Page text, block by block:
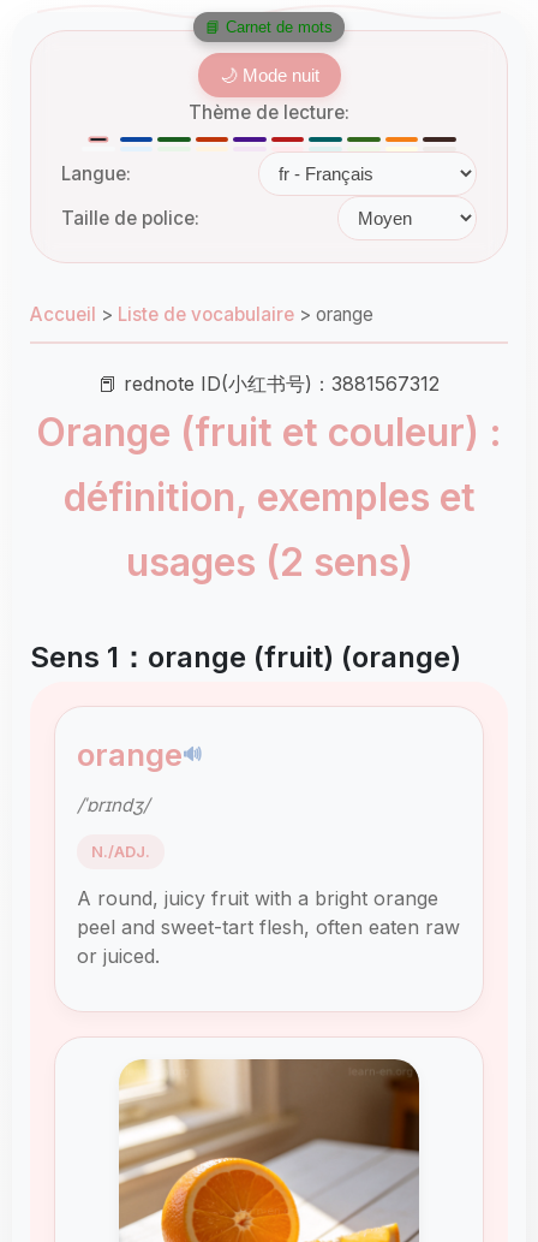
🌙 Mode nuit
Thème de lecture:
Langue:
Taille de police:
Accueil > Liste de vocabulaire > orange
📕 rednote ID(小红书号)：3881567312
Orange (fruit et couleur) :
définition, exemples et
usages (2 sens)
Sens 1：orange (fruit) (orange)
orange🔊
/ˈɒrɪndʒ/
N./ADJ.
A round, juicy fruit with a bright orange
peel and sweet-tart flesh, often eaten raw
or juiced.
📘 Carnet de mots